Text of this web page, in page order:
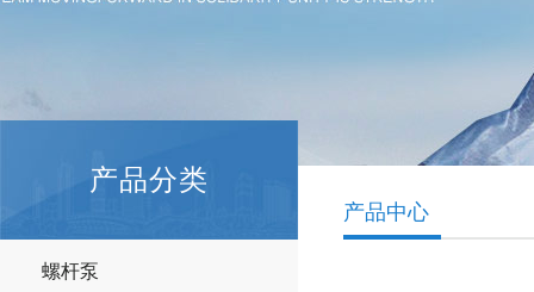
产品分类
螺杆泵
产品中心